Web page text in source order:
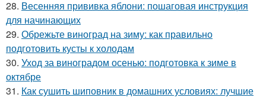
28. Весенняя прививка яблони: пошаговая инструкция
для начинающих
29. Обрежьте виноград на зиму: как правильно
подготовить кусты к холодам
30. Уход за виноградом осенью: подготовка к зиме в
октябре
31. Как сушить шиповник в домашних условиях: лучшие